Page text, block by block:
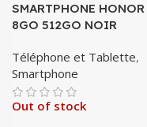
SMARTPHONE HONOR
8GO 512GO NOIR
Téléphone et Tablette,
Smartphone
Out of stock